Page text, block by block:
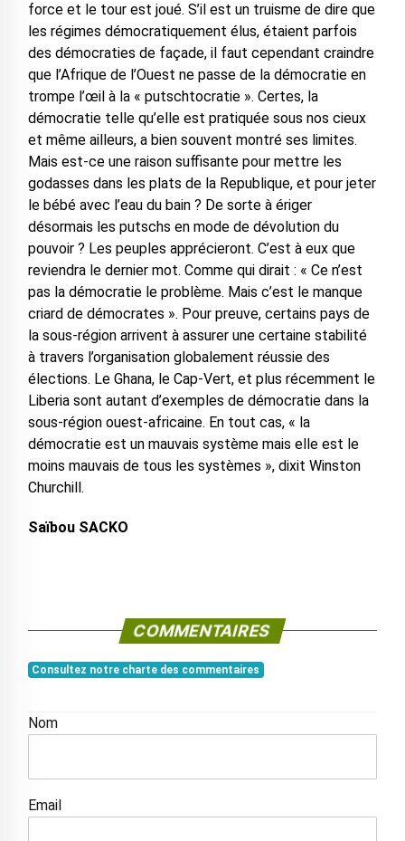
force et le tour est joué. S’il est un truisme de dire que
les régimes démocratiquement élus, étaient parfois
des démocraties de façade, il faut cependant craindre
que l’Afrique de l’Ouest ne passe de la démocratie en
trompe l’œil à la « putschtocratie ». Certes, la
démocratie telle qu’elle est pratiquée sous nos cieux
et même ailleurs, a bien souvent montré ses limites.
Mais est-ce une raison suffisante pour mettre les
godasses dans les plats de la Republique, et pour jeter
le bébé avec l’eau du bain ? De sorte à ériger
désormais les putschs en mode de dévolution du
pouvoir ? Les peuples apprécieront. C’est à eux que
reviendra le dernier mot. Comme qui dirait : « Ce n’est
pas la démocratie le problème. Mais c’est le manque
criard de démocrates ». Pour preuve, certains pays de
la sous-région arrivent à assurer une certaine stabilité
à travers l’organisation globalement réussie des
élections. Le Ghana, le Cap-Vert, et plus récemment le
Liberia sont autant d’exemples de démocratie dans la
sous-région ouest-africaine. En tout cas, « la
démocratie est un mauvais système mais elle est le
moins mauvais de tous les systèmes », dixit Winston
Churchill.
Saïbou SACKO
COMMENTAIRES
Consultez notre charte des commentaires
Nom
Email